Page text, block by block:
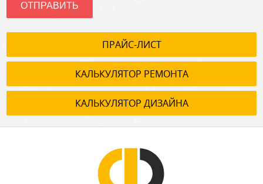
ОТПРАВИТЬ
ПРАЙС-ЛИСТ
КАЛЬКУЛЯТОР РЕМОНТА
КАЛЬКУЛЯТОР ДИЗАЙНА